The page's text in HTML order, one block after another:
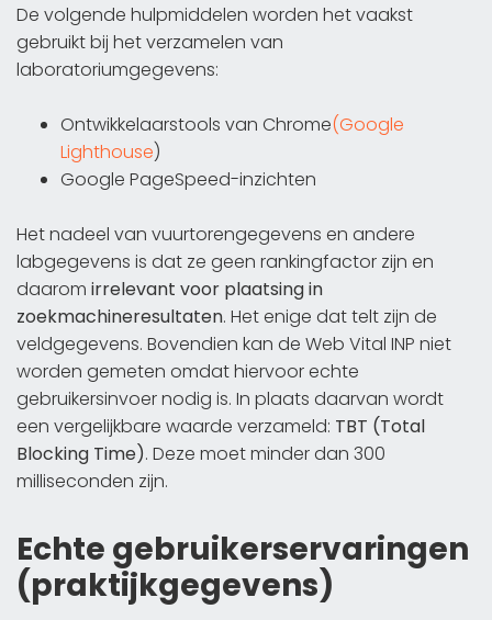
De volgende hulpmiddelen worden het vaakst
gebruikt bij het verzamelen van
laboratoriumgegevens:
Ontwikkelaarstools van Chrome(Google
Lighthouse)
Google PageSpeed-inzichten
Het nadeel van vuurtorengegevens en andere
labgegevens is dat ze geen rankingfactor zijn en
daarom irrelevant voor plaatsing in
zoekmachineresultaten. Het enige dat telt zijn de
veldgegevens. Bovendien kan de Web Vital INP niet
worden gemeten omdat hiervoor echte
gebruikersinvoer nodig is. In plaats daarvan wordt
een vergelijkbare waarde verzameld: TBT (Total
Blocking Time). Deze moet minder dan 300
milliseconden zijn.
Echte gebruikerservaringen
(praktijkgegevens)